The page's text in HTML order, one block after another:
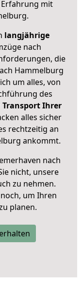
Erfahrung mit
.
langjährige
nach
die
Hammelburg
um alles, von
des
Transport Ihrer
alles sicher
rechtzeitig an
ankommt.
nach
nicht, unsere
zu nehmen.
um Ihren
planen.